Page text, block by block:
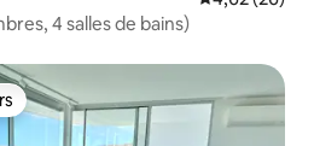
4 salles de bains)